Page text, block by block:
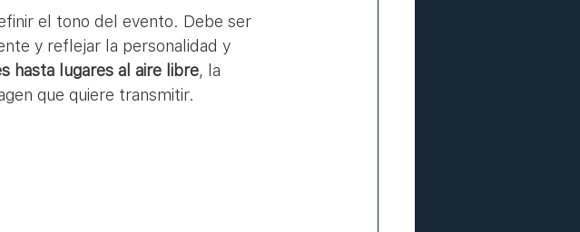
el tono del evento. Debe ser
y reflejar la personalidad y
hasta lugares al aire libre, la
que quiere transmitir.